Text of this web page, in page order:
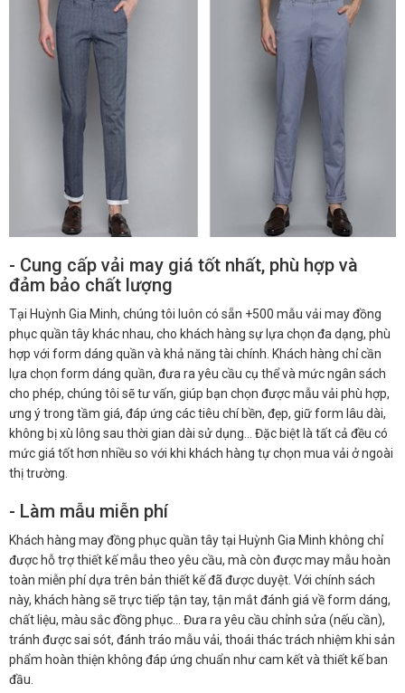
- Cung cấp vải may giá tốt nhất, phù hợp và
đảm bảo chất lượng
Tại Huỳnh Gia Minh, chúng tôi luôn có sẵn +500 mẫu vải may đồng
phục quần tây khác nhau, cho khách hàng sự lựa chọn đa dạng, phù
hợp với form dáng quần và khả năng tài chính. Khách hàng chỉ cần
lựa chọn form dáng quần, đưa ra yêu cầu cụ thể và mức ngân sách
cho phép, chúng tôi sẽ tư vấn, giúp bạn chọn được mẫu vải phù hợp,
ưng ý trong tầm giá, đáp ứng các tiêu chí bền, đẹp, giữ form lâu dài,
không bị xù lông sau thời gian dài sử dụng… Đặc biệt là tất cả đều có
mức giá tốt hơn nhiều so với khi khách hàng tự chọn mua vải ở ngoài
thị trường.
- Làm mẫu miễn phí
Khách hàng may đồng phục quần tây tại Huỳnh Gia Minh không chỉ
được hỗ trợ thiết kế mẫu theo yêu cầu, mà còn được may mẫu hoàn
toàn miễn phí dựa trên bản thiết kế đã được duyệt. Với chính sách
này, khách hàng sẽ trực tiếp tận tay, tận mắt đánh giá về form dáng,
chất liệu, màu sắc đồng phục… Đưa ra yêu cầu chỉnh sửa (nếu cần),
tránh được sai sót, đánh tráo mẫu vải, thoái thác trách nhiệm khi sản
phẩm hoàn thiện không đáp ứng chuẩn như cam kết và thiết kế ban
đầu.